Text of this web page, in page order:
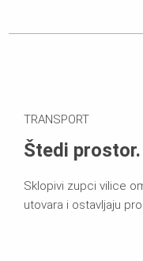
TRANSPORT
Štedi prostor.
Sklopivi zupci vilice
utovara i ostavljaju